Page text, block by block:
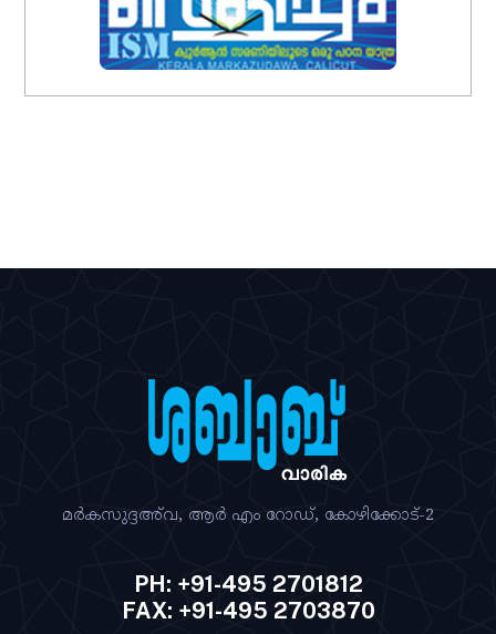
മര്‍കസുദ്ദഅ്‌വ, ആര്‍ എം റോഡ്‌, കോഴിക്കോട്‌-2
PH: +91-495 2701812
FAX: +91-495 2703870